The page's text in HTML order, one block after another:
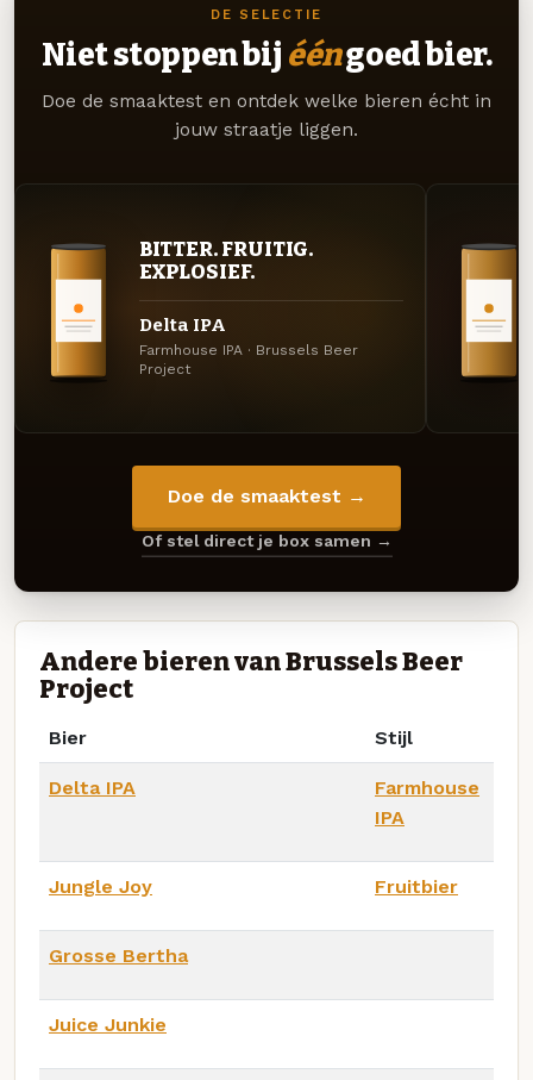
DE SELECTIE
Niet stoppen bij ééngoed bier.
Doe de smaaktest en ontdek welke bieren écht in
jouw straatje liggen.
BITTER. FRUITIG.
EXPLOSIEF.
Delta IPA
Farmhouse IPA · Brussels Beer
Project
Doe de smaaktest →
Of stel direct je box samen →
Andere bieren van Brussels Beer
Project
Bier Stijl
Delta IPA
Farmhouse
IPA
Jungle Joy Fruitbier
Grosse Bertha
Juice Junkie